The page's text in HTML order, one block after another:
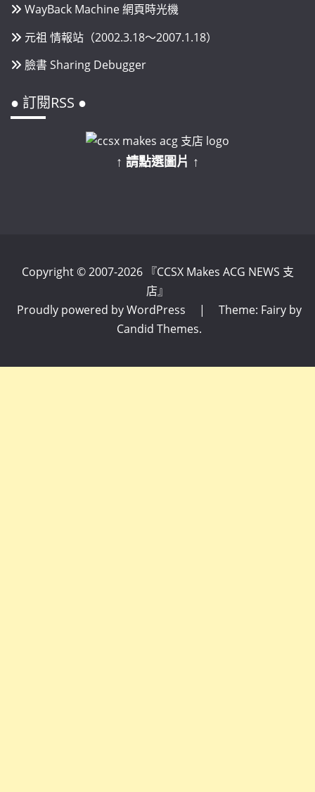
WayBack Machine 網頁時光機
元祖 情報站（2002.3.18～2007.1.18）
臉書 Sharing Debugger
● 訂閱RSS ●
↑ 請點選圖片 ↑
Copyright © 2007-2026 『CCSX Makes ACG NEWS 支
店』
Proudly powered by WordPress
|
Theme: Fairy by
Candid Themes.